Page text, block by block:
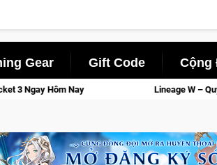
Gear Gift Code Cộng
Lineage W – Quyền lực và tài